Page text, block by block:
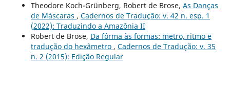
Theodore Koch-Grünberg, Robert de Brose, As Danças
de Máscaras , Cadernos de Tradução: v. 42 n. esp. 1
(2022): Traduzindo a Amazônia II
Robert de Brose, Da fôrma às formas: metro, ritmo e
tradução do hexâmetro , Cadernos de Tradução: v. 35
n. 2 (2015): Edição Regular